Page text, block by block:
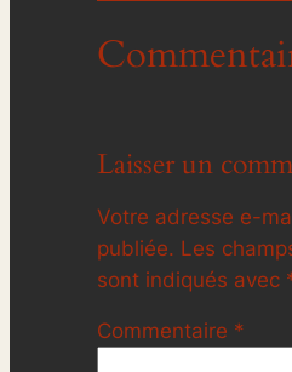
Laisser un
Votre adresse e-
publiée. Les
sont indiqués avec
Commentaire *